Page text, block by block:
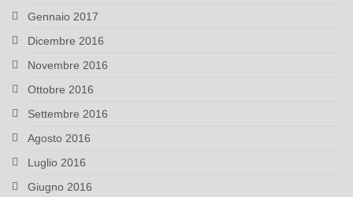
Gennaio 2017
Dicembre 2016
Novembre 2016
Ottobre 2016
Settembre 2016
Agosto 2016
Luglio 2016
Giugno 2016